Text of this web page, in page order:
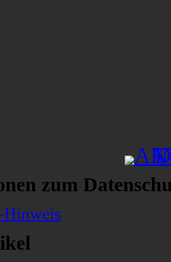
zum
Hinweis